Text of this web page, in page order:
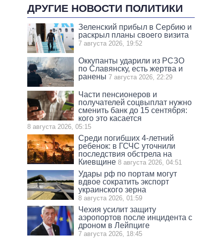
ДРУГИЕ НОВОСТИ ПОЛИТИКИ
Зеленский прибыл в Сербию и
раскрыл планы своего визита
7 августа 2026, 19:52
Оккупанты ударили из РСЗО
по Славянску, есть жертва и
ранены 7 августа 2026, 22:29
Части пенсионеров и
получателей соцвыплат нужно
сменить банк до 15 сентября:
кого это касается
8 августа 2026, 05:15
Среди погибших 4-летний
ребенок: в ГСЧС уточнили
последствия обстрела на
Киевщине 8 августа 2026, 04:51
Удары рф по портам могут
вдвое сократить экспорт
украинского зерна
8 августа 2026, 01:59
Чехия усилит защиту
аэропортов после инцидента с
дроном в Лейпциге
7 августа 2026, 18:45